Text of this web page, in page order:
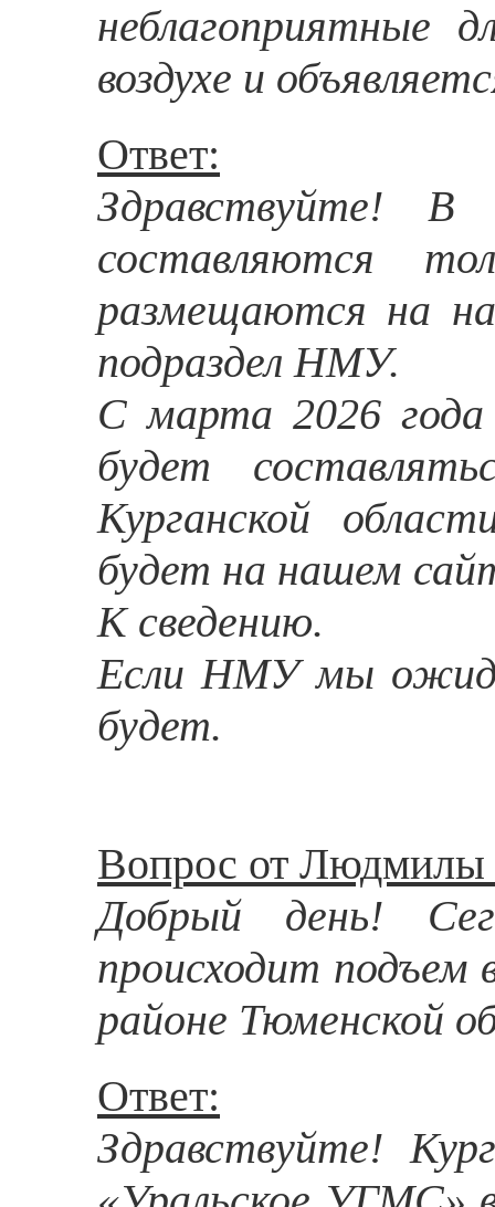
неблагоприятные
воздухе и
Ответ:
Здравствуйте!
составляются
размещаются на
подраздел НМУ.
С марта 2026
будет
Курганской
будет на нашем
К сведению.
Если НМУ мы
будет.
Вопрос от Людмилы
Добрый день!
происходит подъем
районе Тюменской
Ответ:
Здравствуйте!